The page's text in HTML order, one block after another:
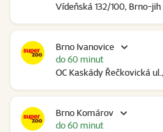
Vídeňská 132/100, Brno-jih
Brno Ivanovice
OC Kaskády Řečkovická
do 60 minut
Brno Komárov
do 60 minut